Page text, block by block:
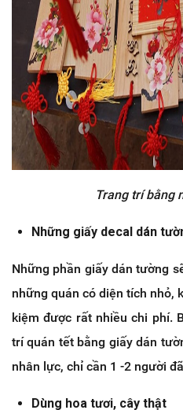
Trang trí bằng
Những giấy decal dán
Những phần giấy dán tường
những quán có diện tích nhỏ,
kiệm được rất nhiều chi phí.
trí quán tết bằng giấy dán
nhân lực, chỉ cần 1 -2 người
Dùng hoa tươi, cây thật